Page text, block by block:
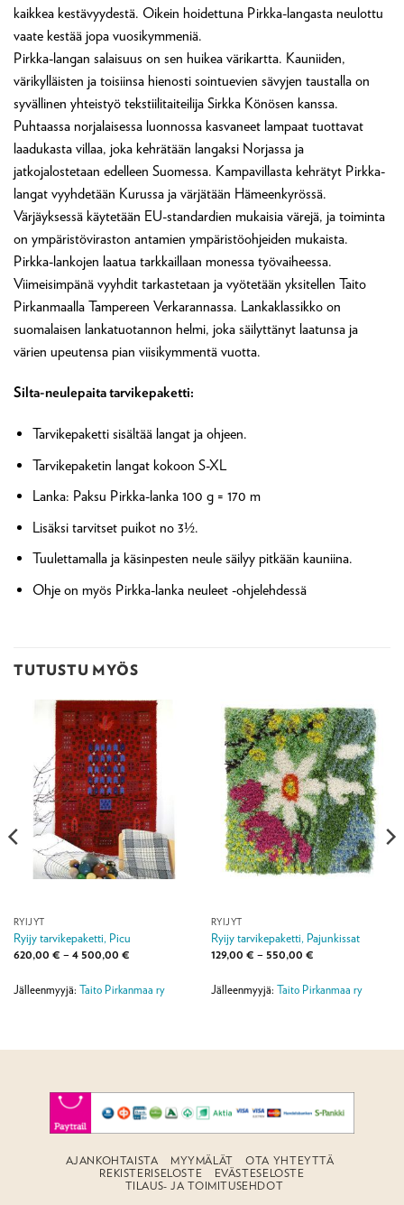
kaikkea kestävyydestä. Oikein hoidettuna Pirkka-langasta neulottu
vaate kestää jopa vuosikymmeniä.
Pirkka-langan salaisuus on sen huikea värikartta. Kauniiden,
värikylläisten ja toisiinsa hienosti sointuevien sävyjen taustalla on
syvällinen yhteistyö tekstiilitaiteilija Sirkka Könösen kanssa.
Puhtaassa norjalaisessa luonnossa kasvaneet lampaat tuottavat
laadukasta villaa, joka kehrätään langaksi Norjassa ja
jatkojalostetaan edelleen Suomessa. Kampavillasta kehrätyt Pirkka-
langat vyyhdetään Kurussa ja värjätään Hämeenkyrössä.
Värjäyksessä käytetään EU-standardien mukaisia värejä, ja toiminta
on ympäristöviraston antamien ympäristöohjeiden mukaista.
Pirkka-lankojen laatua tarkkaillaan monessa työvaiheessa.
Viimeisimpänä vyyhdit tarkastetaan ja vyötetään yksitellen Taito
Pirkanmaalla Tampereen Verkarannassa. Lankaklassikko on
suomalaisen lankatuotannon helmi, joka säilyttänyt laatunsa ja
värien upeutensa pian viisikymmentä vuotta.
Silta-neulepaita tarvikepaketti:
Tarvikepaketti sisältää langat ja ohjeen.
Tarvikepaketin langat kokoon S-XL
Lanka: Paksu Pirkka-lanka 100 g = 170 m
Lisäksi tarvitset puikot no 3½.
Tuulettamalla ja käsinpesten neule säilyy pitkään kauniina.
Ohje on myös Pirkka-lanka neuleet -ohjelehdessä
TUTUSTU MYÖS
RYIJYT
Ryijy tarvikepaketti, Picu
620,00 € – 4 500,00 €Hintaluokka:
4
500,00 €
Jälleenmyyjä: Taito Pirkanmaa ry
RYIJYT
Ryijy tarvikepaketti, Pajunkissat
129,00 € – 550,00 €Hintaluokka:
550,00 €
Jälleenmyyjä: Taito Pirkanmaa ry
AJANKOHTAISTA MYYMÄLÄT
OTA YHTEYTTÄ
REKISTERISELOSTE
EVÄSTESELOSTE
TILAUS- JA TOIMITUSEHDOT